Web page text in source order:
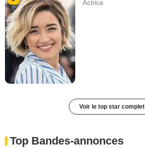
Actrice
Voir le top star complet
Top Bandes-annonces